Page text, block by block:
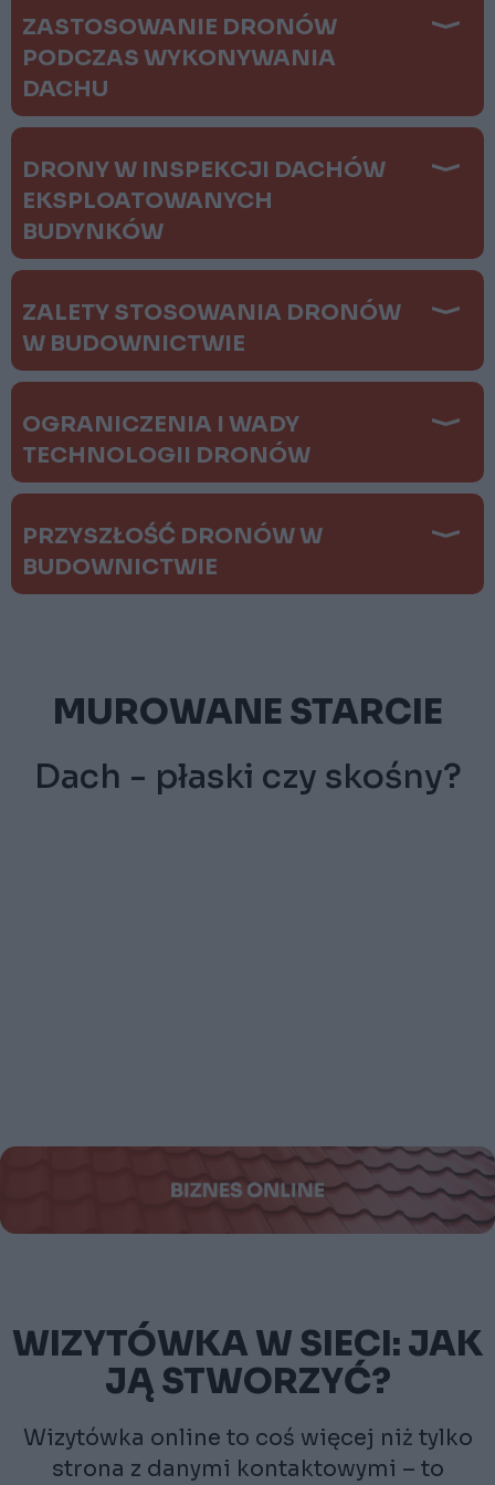
ZASTOSOWANIE DRONÓW
PODCZAS WYKONYWANIA
DACHU
DRONY W INSPEKCJI DACHÓW
EKSPLOATOWANYCH
BUDYNKÓW
ZALETY STOSOWANIA DRONÓW
W BUDOWNICTWIE
OGRANICZENIA I WADY
TECHNOLOGII DRONÓW
PRZYSZŁOŚĆ DRONÓW W
BUDOWNICTWIE
MUROWANE STARCIE
Dach - płaski czy skośny?
WIZYTÓWKA W SIECI: JAK
JĄ STWORZYĆ?
Wizytówka online to coś więcej niż tylko
strona z danymi kontaktowymi – to